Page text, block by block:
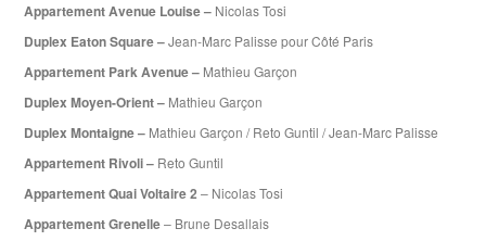
Appartement Avenue Louise – Nicolas Tosi
Duplex Eaton Square –Jean-Marc Palisse pour Côté Paris
Appartement Park Avenue – Mathieu Garçon
Duplex Moyen-Orient – Mathieu Garçon
Duplex Montaigne – Mathieu Garçon / Reto Guntil / Jean-Marc Palisse
Appartement Rivoli – Reto Guntil
Appartement Quai Voltaire 2 – Nicolas Tosi
Appartement Grenelle– Brune Desallais